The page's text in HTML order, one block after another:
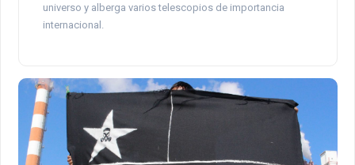
universo y alberga varios telescopios de importancia
internacional.